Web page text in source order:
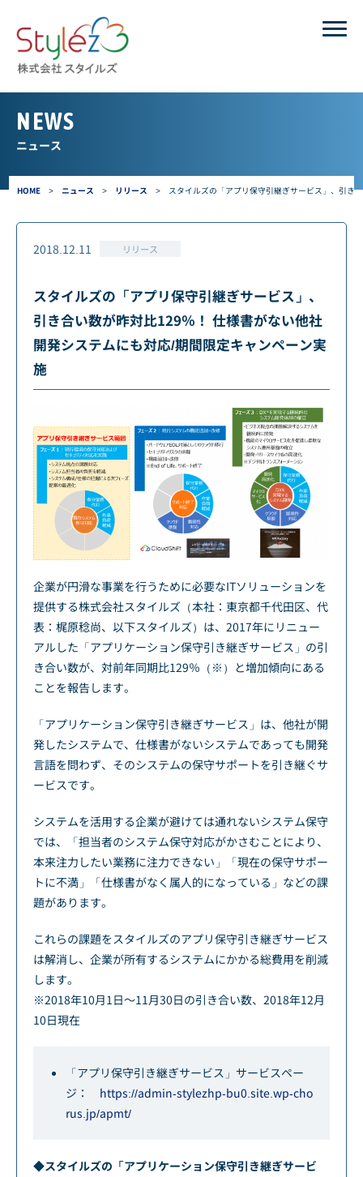
HOME > ニュース > リリース > スタイルズの「アプリ保守引継ぎサービス」、引き
NEWS
ニュース
2018.12.11 リリース
スタイルズの「アプリ保守引継ぎサービス」、
引き合い数が昨対比129％！ 仕様書がない他社
開発システムにも対応/期間限定キャンペーン実
施
企業が円滑な事業を行うために必要なITソリューションを
提供する株式会社スタイルズ（本社：東京都千代田区、代
表：梶原稔尚、以下スタイルズ）は、2017年にリニュー
アルした「アプリケーション保守引き継ぎサービス」の引
き合い数が、対前年同期比129％（※）と増加傾向にある
ことを報告します。
「アプリケーション保守引き継ぎサービス」は、他社が開
発したシステムで、仕様書がないシステムであっても開発
言語を問わず、そのシステムの保守サポートを引き継ぐサ
ービスです。
システムを活用する企業が避けては通れないシステム保守
では、「担当者のシステム保守対応がかさむことにより、
本来注力したい業務に注力できない」「現在の保守サポー
トに不満」「仕様書がなく属人的になっている」などの課
題があります。
これらの課題をスタイルズのアプリ保守引き継ぎサービス
は解消し、企業が所有するシステムにかかる総費用を削減
します。
※2018年10月1日～11月30日の引き合い数、2018年12月
10日現在
「アプリ保守引き継ぎサービス」サービスペー
ジ： https://admin-stylezhp-bu0.site.wp-cho
rus.jp/apmt/
◆スタイルズの「アプリケーション保守引き継ぎサービ